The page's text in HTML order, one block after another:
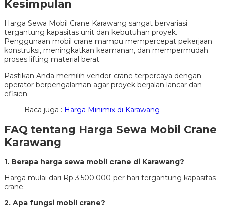
Kesimpulan
Harga Sewa Mobil Crane Karawang sangat bervariasi
tergantung kapasitas unit dan kebutuhan proyek.
Penggunaan mobil crane mampu mempercepat pekerjaan
konstruksi, meningkatkan keamanan, dan mempermudah
proses lifting material berat.
Pastikan Anda memilih vendor crane terpercaya dengan
operator berpengalaman agar proyek berjalan lancar dan
efisien.
Baca juga : Harga Minimix di Karawang
FAQ tentang Harga Sewa Mobil Crane
Karawang
1. Berapa harga sewa mobil crane di Karawang?
Harga mulai dari Rp 3.500.000 per hari tergantung kapasitas
crane.
2. Apa fungsi mobil crane?